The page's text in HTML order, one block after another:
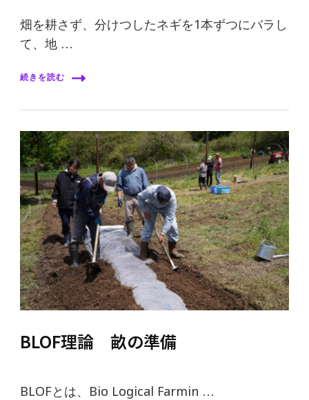
畑を耕さず、分けつしたネギを1本ずつにバラし
て、地 …
続きを読む
BLOF理論 畝の準備
BLOFとは、Bio Logical Farmin …